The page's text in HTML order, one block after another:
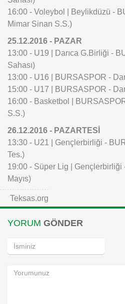
16:00 - Voleybol | Beylikdüzü -
Mimar Sinan S.S.)
25.12.2016 - PAZAR
13:00 - U19 | Darıca G.Birliği -
Sahası)
13:00 - U16 | BURSASPOR -
15:00 - U17 | BURSASPOR -
16:00 - Basketbol |
S.S.)
26.12.2016 - PAZARTESİ
13:30 - U21 | Gençlerbirliği -
Tes.)
19:00 - Süper Lig |
Mayıs)
Teksas.org
YORUM GÖNDER